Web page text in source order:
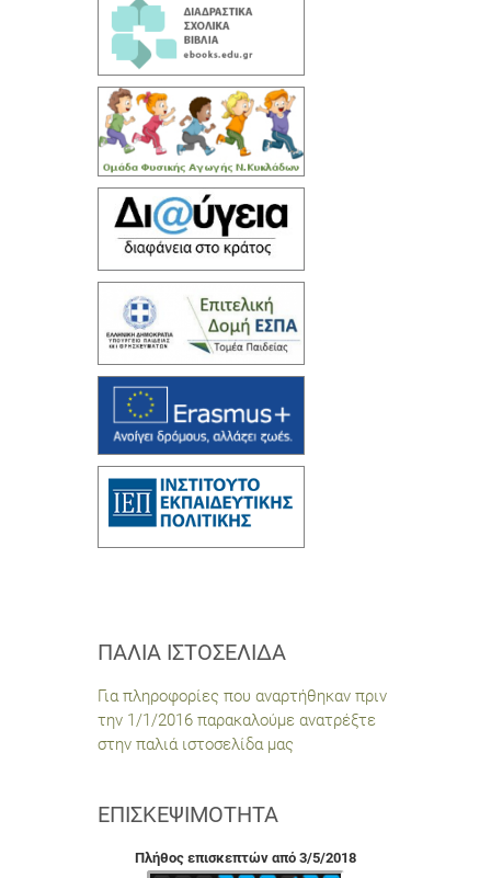
ΠΑΛΙΆ ΙΣΤΟΣΕΛΊΔΑ
Για πληροφορίες που αναρτήθηκαν πριν
την 1/1/2016 παρακαλούμε ανατρέξτε
στην παλιά ιστοσελίδα μας
ΕΠΙΣΚΕΨΙΜΌΤΗΤΑ
Πλήθος επισκεπτών από 3/5/2018